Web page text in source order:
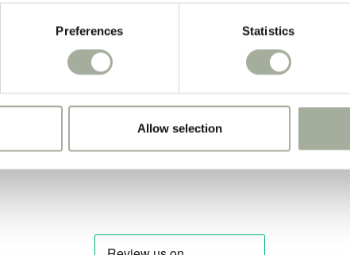
Preferences Statistics
Allow selection